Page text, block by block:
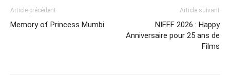
Article précédent
Memory of Princess Mumbi
Article suivant
NIFFF 2026 : Happy
Anniversaire pour 25 ans de
Films